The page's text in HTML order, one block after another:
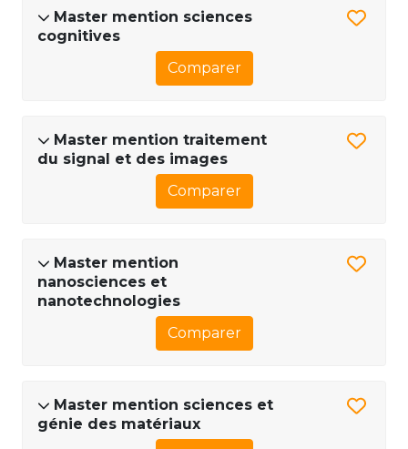
Master mention sciences
cognitives
Comparer
Master mention traitement
du signal et des images
Comparer
Master mention
nanosciences et
nanotechnologies
Comparer
Master mention sciences et
génie des matériaux